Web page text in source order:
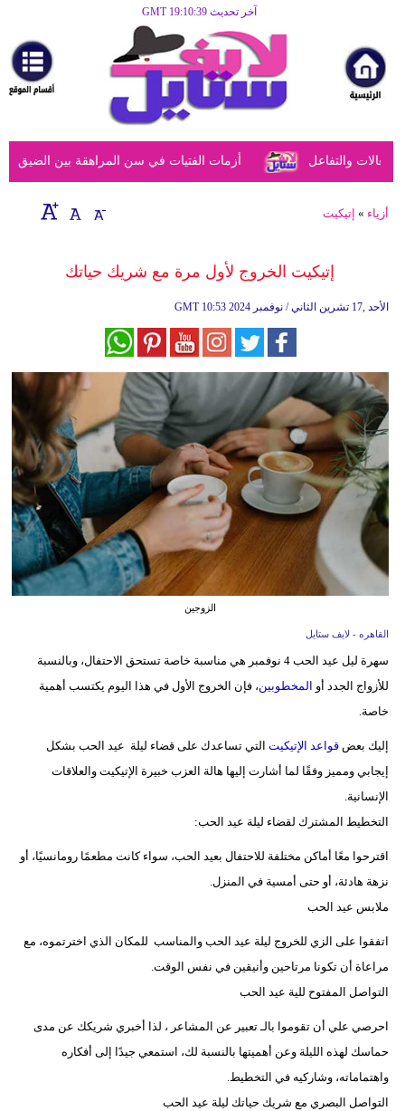
آخر تحديث GMT 19:10:39
مرأة
أزياء
أزياء
إسلامية
أبراج
فيديو
مدوَنات
مشاكل
وحلول
أزمات الفتيات في سن المراهقة بين الضيق والتفاعل
أزياء » إتيكيت
إتيكيت الخروج لأول مرة مع شريك حياتك
GMT 10:53 2024 الأحد ,17 تشرين الثاني / نوفمبر
الزوجين
القاهره - لايف ستايل
سهرة ليل عيد الحب 4 نوفمبر هي مناسبة خاصة تستحق الاحتفال، وبالنسبة
للأزواج الجدد أو المخطوبين، فإن الخروج الأول في هذا اليوم يكتسب أهمية
خاصة.
إليك بعضقواعد الإتيكيت التي تساعدك على قضاء ليلة عيد الحب بشكل
إيجابي ومميز وفقًا لما أشارت إليها هالة العزب خبيرة الإتيكيت والعلاقات
الإنسانية.
التخطيط المشترك لقضاء ليلة عيد الحب:
اقترحوا معًا أماكن مختلفة للاحتفال بعيد الحب، سواء كانت مطعمًا رومانسيًا، أو
نزهة هادئة، أو حتى أمسية في المنزل.
ملابس عيد الحب
اتفقوا على الزي للخروج ليلة عيد الحب والمناسب للمكان الذي اخترتموه، مع
مراعاة أن تكونا مرتاحين وأنيقين في نفس الوقت.
التواصل المفتوح للية عيد الحب
احرصي علي أن تقوموا بالـ تعبير عن المشاعر ، لذا أخبري شريكك عن مدى
حماسك لهذه الليلة وعن أهميتها بالنسبة لك، استمعي جيدًا إلى أفكاره
واهتماماته، وشاركيه في التخطيط.
التواصل البصري مع شريك حياتك ليلة عيد الحب